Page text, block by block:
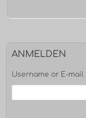
ANMELDEN
Username or E-mail